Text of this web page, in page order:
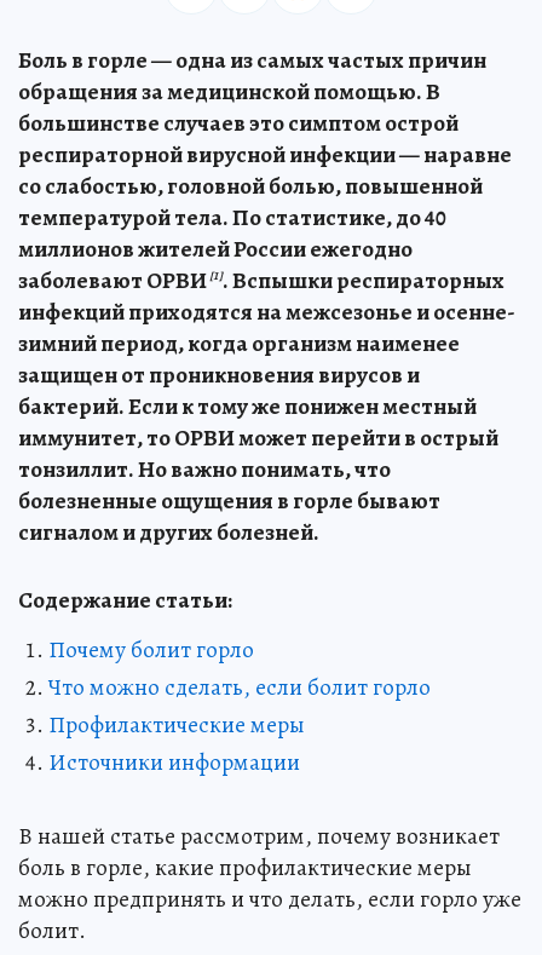
Боль в горле — одна из самых частых причин
обращения за медицинской помощью. В
большинстве случаев это симптом острой
респираторной вирусной инфекции — наравне
со слабостью, головной болью, повышенной
температурой тела. По статистике, до 40
миллионов жителей России ежегодно
заболевают ОРВИ [1]. Вспышки респираторных
инфекций приходятся на межсезонье и осенне-
зимний период, когда организм наименее
защищен от проникновения вирусов и
бактерий. Если к тому же понижен местный
иммунитет, то ОРВИ может перейти в острый
тонзиллит. Но важно понимать, что
болезненные ощущения в горле бывают
сигналом и других болезней.
Содержание статьи:
Почему болит горло
Что можно сделать, если болит горло
Профилактические меры
Источники информации
В нашей статье рассмотрим, почему возникает
боль в горле, какие профилактические меры
можно предпринять и что делать, если горло уже
болит.